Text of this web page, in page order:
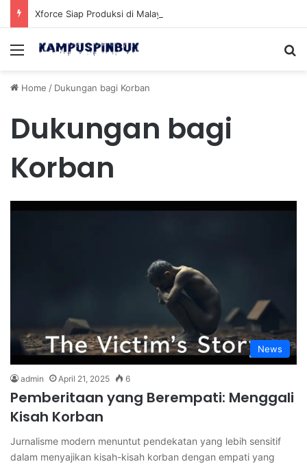
Menu
Home / Dukungan bagi Korban
Dukungan bagi
Korban
News
admin April 21, 2025 6
Pemberitaan yang Berempati: Menggali
Kisah Korban
Jurnalisme modern menuntut pendekatan yang lebih sensitif
dalam menyajikan kisah-kisah korban dengan empati yang